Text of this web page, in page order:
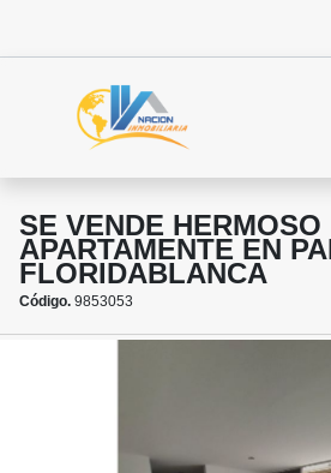
SE VENDE HERMOSO
APARTAMENTE EN
FLORIDABLANCA
Código. 9853053